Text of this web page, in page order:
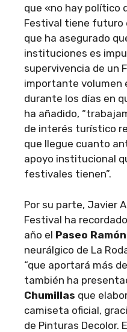
que «no hay político
Festival tiene futuro
que ha asegurado
instituciones es
supervivencia de un
importante volumen
durante los días en
ha añadido,
de interés turístico
que llegue cuanto
apoyo institucional
festivales tienen”.
Por su parte, Javier
Festival ha
año el Paseo
neurálgico de La
“que aportará más
también ha
Chumillas que
camiseta oficial,
de Pinturas Decolor.